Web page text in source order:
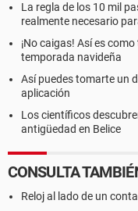
La regla de los 10 mil
realmente necesario
¡No caigas! Así es
temporada navideña
Así puedes tomarte un
aplicación
Los científicos
antigüedad en Belice
CONSULTA
Reloj al lado de un